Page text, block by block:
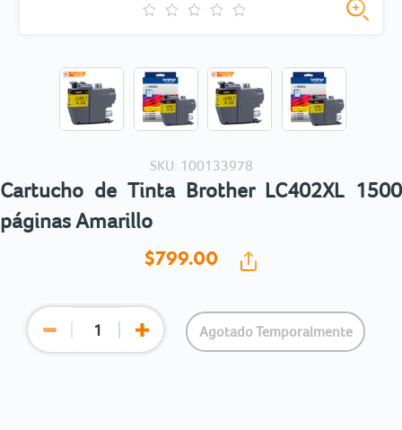
SKU: 100133978
Cartucho de Tinta Brother LC402XL 1500
páginas Amarillo
$799.00
Agotado Temporalmente